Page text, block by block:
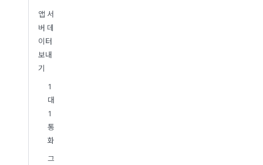
앱 서
버 데
이터
보내
기
1
대
1
통
화
그